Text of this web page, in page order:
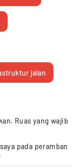
jalan
Ruas yang wajib
pada peramban